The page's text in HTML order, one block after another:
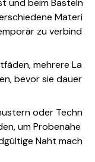
und beim Basteln
Materi
zu verbind
mehrere La
bevor sie dauer
oder Techn
um Probenähe
Naht mach